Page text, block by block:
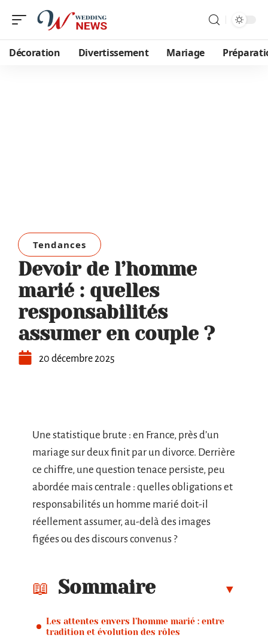
Décoration Divertissement Mariage
Tendances
Devoir de l’homme
marié : quelles
responsabilités
assumer en couple ?
20 décembre 2025
Une statistique brute : en France, près d’un
mariage sur deux finit par un divorce. Derrière
ce chiffre, une question tenace persiste, peu
abordée mais centrale : quelles obligations et
responsabilités un homme marié doit-il
réellement assumer, au-delà des images
figées ou des discours convenus ?
Sommaire
Les attentes envers l’homme marié : entre
tradition et évolution des rôles